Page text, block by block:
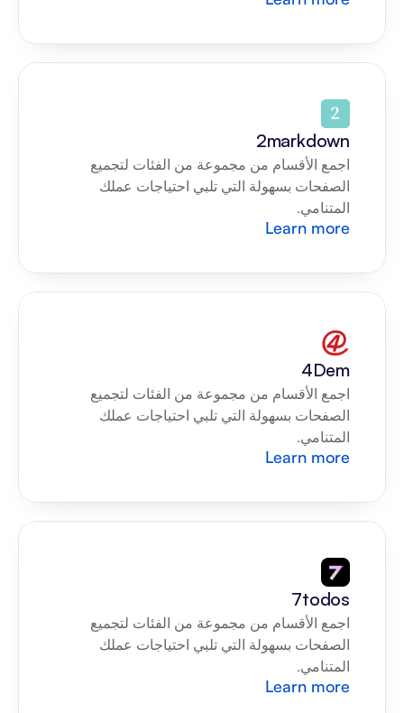
2markdown
المتنامي.
Learn more
4Dem
المتنامي.
Learn more
7todos
المتنامي.
Learn more